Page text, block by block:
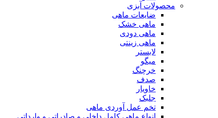
محصولات آبزی
ضایعات ماهی
ماهی خشک
ماهی دودی
ماهی زینتی
لابستر
میگو
خرچنگ
صدف
خاویار
جلبک
تخم عمل آوردی ماهی